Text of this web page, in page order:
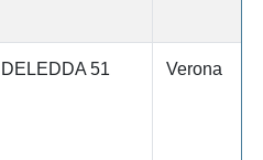
DELEDDA 51 Verona